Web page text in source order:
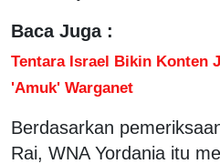
Baca Juga :
Tentara Israel Bikin Konten
'Amuk' Warganet
Berdasarkan
Rai, WNA Yordania itu